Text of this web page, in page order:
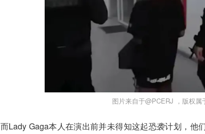
图片来自于@PCERJ ，版权属
而Lady Gaga本人在演出前并未得知这起恐袭计划，他